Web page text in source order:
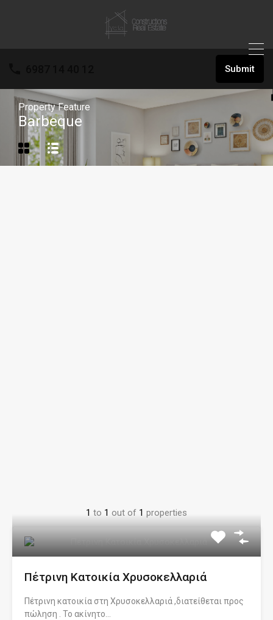
Submit
Property Feature
Barbeque
1 to 1 out of 1 properties
Πέτρινη Κατοικία Χρυσοκελλαριά
Πέτρινη κατοικία στη Χρυσοκελλαριά ,διατείθεται προς
πώληση . Το ακίνητο…